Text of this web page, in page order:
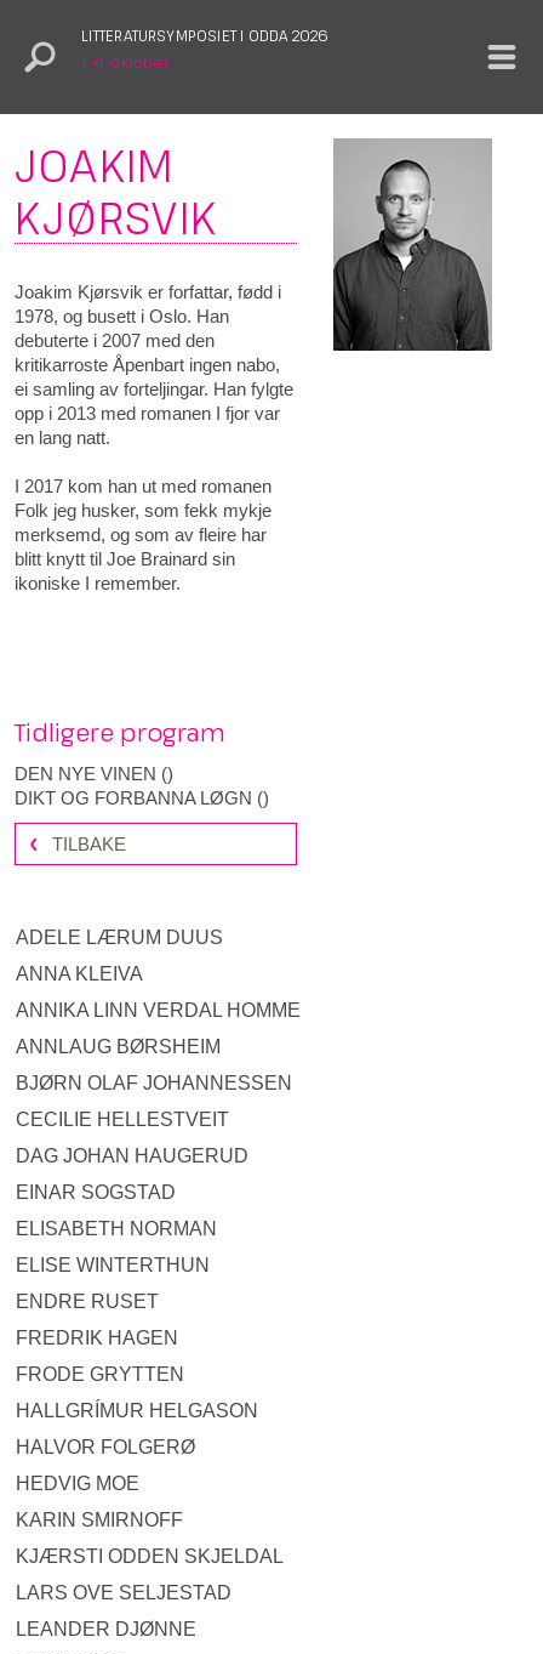
LITTERATURSYMPOSIET I ODDA 2026
1.–4. oktober
ADELE LÆRUM DUUS
ANNA KLEIVA
ANNIKA LINN VERDAL HOMME
ANNLAUG BØRSHEIM
BJØRN OLAF JOHANNESSEN
CECILIE HELLESTVEIT
DAG JOHAN HAUGERUD
EINAR SOGSTAD
ELISABETH NORMAN
ELISE WINTERTHUN
ENDRE RUSET
FREDRIK HAGEN
FRODE GRYTTEN
HALLGRÍMUR HELGASON
HALVOR FOLGERØ
HEDVIG MOE
KARIN SMIRNOFF
KJÆRSTI ODDEN SKJELDAL
LARS OVE SELJESTAD
LEANDER DJØNNE
JOAKIM
KJØRSVIK
Joakim Kjørsvik er forfattar, fødd i
1978, og busett i Oslo. Han
debuterte i 2007 med den
kritikarroste Åpenbart ingen nabo,
ei samling av forteljingar. Han fylgte
opp i 2013 med romanen I fjor var
en lang natt.
I 2017 kom han ut med romanen
Folk jeg husker, som fekk mykje
merksemd, og som av fleire har
blitt knytt til Joe Brainard sin
ikoniske I remember.
Tidligere program
DEN NYE VINEN ()
DIKT OG FORBANNA LØGN ()
TILBAKE